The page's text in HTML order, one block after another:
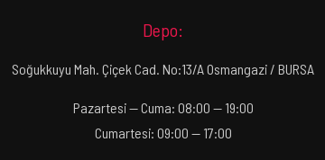
Depo:
Soğukkuyu Mah. Çiçek Cad. No:13/A Osmangazi / BURSA
Pazartesi — Cuma: 08:00 — 19:00
Cumartesi: 09:00 — 17:00